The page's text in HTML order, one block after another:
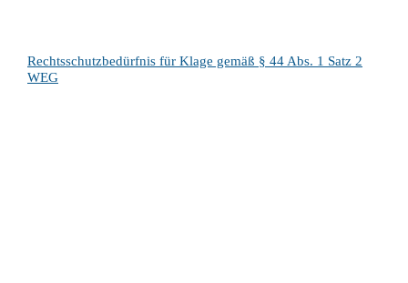
Rechtsschutzbedürfnis für Klage gemäß § 44 Abs. 1 Satz 2
WEG